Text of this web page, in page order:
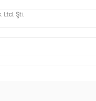
Şti.